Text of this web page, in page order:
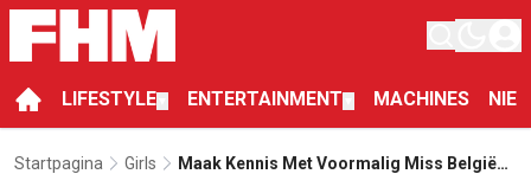
LIFESTYLE ENTERTAINMENT MACHINES
Startpagina Girls
Maak Kennis Met Voormalig Miss België